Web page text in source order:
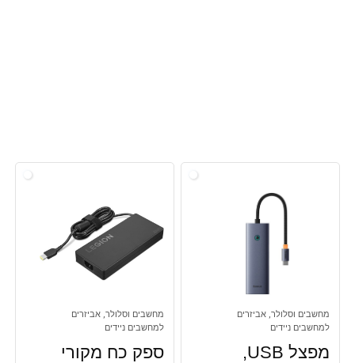
מחשבים וסלולר, אביזרים
למחשבים ניידים
מפצל USB,
מחשבים וסלולר, אביזרים
למחשבים ניידים
ספק כח מקורי